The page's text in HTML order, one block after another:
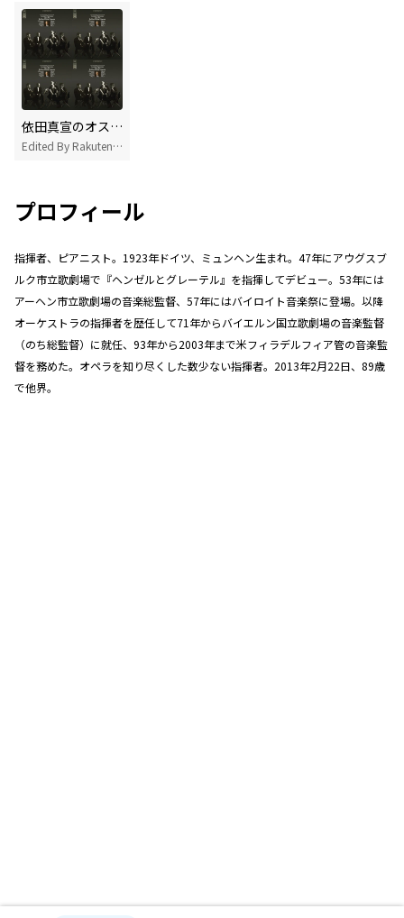
依田真宣のオススメ楽曲プレイリスト Edited by 依田真宣(東京フィルハーモニー交響楽団コンサートマスター)
Edited By Rakuten Music
プロフィール
指揮者、ピアニスト。1923年ドイツ、ミュンヘン生まれ。47年にアウグスブ
ルク市立歌劇場で『ヘンゼルとグレーテル』を指揮してデビュー。53年には
アーヘン市立歌劇場の音楽総監督、57年にはバイロイト音楽祭に登場。以降
オーケストラの指揮者を歴任して71年からバイエルン国立歌劇場の音楽監督
（のち総監督）に就任、93年から2003年まで米フィラデルフィア管の音楽監
督を務めた。オペラを知り尽くした数少ない指揮者。2013年2月22日、89歳
で他界。